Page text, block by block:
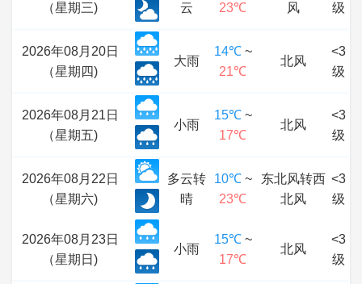
（星期三)
云
23℃
风
级
2026年08月20日
（星期四)
大雨
14℃~
21℃
北风
<3
级
2026年08月21日
（星期五)
小雨
15℃~
17℃
北风
<3
级
2026年08月22日
（星期六)
多云转
晴
10℃~
23℃
东北风转西
北风
<3
级
2026年08月23日
（星期日)
小雨
15℃~
17℃
北风
<3
级